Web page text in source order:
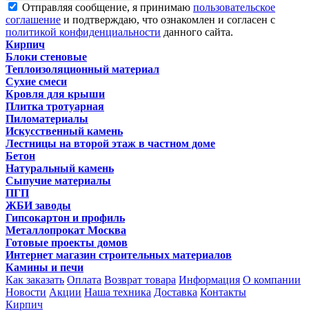
Отправляя сообщение, я принимаю пользовательское
соглашение и подтверждаю, что ознакомлен и согласен с
политикой конфиденциальности данного сайта.
Кирпич
Блоки стеновые
Теплоизоляционный материал
Сухие смеси
Кровля для крыши
Плитка тротуарная
Пиломатериалы
Искусственный камень
Лестницы на второй этаж в частном доме
Бетон
Натуральный камень
Сыпучие материалы
ПГП
ЖБИ заводы
Гипсокартон и профиль
Металлопрокат Москва
Готовые проекты домов
Интернет магазин строительных материалов
Камины и печи
Как заказать Оплата Возврат товара Информация О компании
Новости Акции Наша техника Доставка Контакты
Кирпич